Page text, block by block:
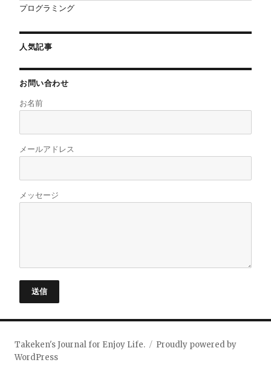
プログラミング
人気記事
お問い合わせ
お名前
メールアドレス
メッセージ
送信
Takeken's Journal for Enjoy Life.
Proudly powered by
WordPress